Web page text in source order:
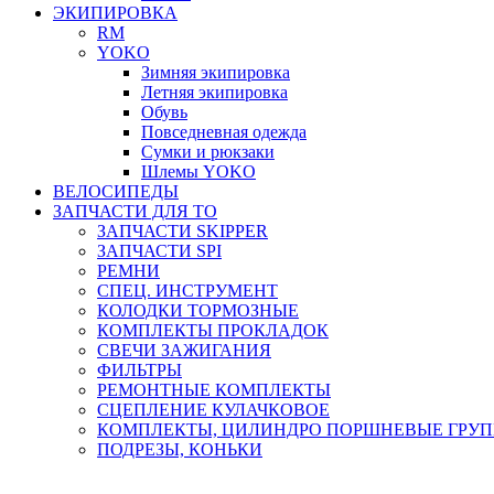
ЭКИПИРОВКА
RM
YOKO
Зимняя экипировка
Летняя экипировка
Обувь
Повседневная одежда
Сумки и рюкзаки
Шлемы YOKO
ВЕЛОСИПЕДЫ
ЗАПЧАСТИ ДЛЯ ТО
ЗАПЧАСТИ SKIPPER
ЗАПЧАСТИ SPI
РЕМНИ
СПЕЦ. ИНСТРУМЕНТ
КОЛОДКИ ТОРМОЗНЫЕ
КОМПЛЕКТЫ ПРОКЛАДОК
СВЕЧИ ЗАЖИГАНИЯ
ФИЛЬТРЫ
РЕМОНТНЫЕ КОМПЛЕКТЫ
СЦЕПЛЕНИЕ КУЛАЧКОВОЕ
КОМПЛЕКТЫ, ЦИЛИНДРО ПОРШНЕВЫЕ
ПОДРЕЗЫ, КОНЬКИ